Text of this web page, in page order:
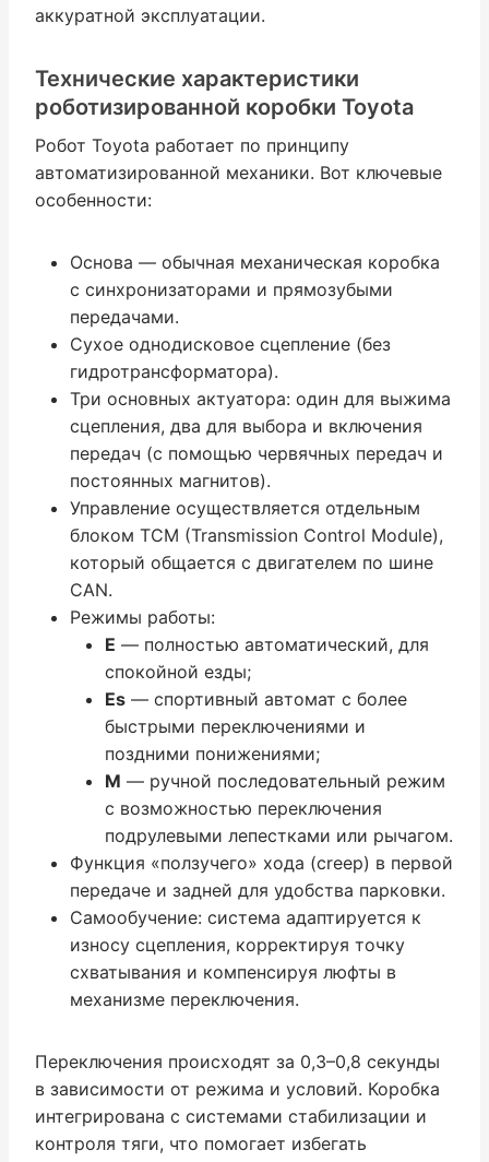
аккуратной эксплуатации.
Технические характеристики
роботизированной коробки Toyota
Робот Toyota работает по принципу
автоматизированной механики. Вот ключевые
особенности:
Основа — обычная механическая коробка
с синхронизаторами и прямозубыми
передачами.
Сухое однодисковое сцепление (без
гидротрансформатора).
Три основных актуатора: один для выжима
сцепления, два для выбора и включения
передач (с помощью червячных передач и
постоянных магнитов).
Управление осуществляется отдельным
блоком TCM (Transmission Control Module),
который общается с двигателем по шине
CAN.
Режимы работы:
E — полностью автоматический, для
спокойной езды;
Es — спортивный автомат с более
быстрыми переключениями и
поздними понижениями;
M — ручной последовательный режим
с возможностью переключения
подрулевыми лепестками или рычагом.
Функция «ползучего» хода (creep) в первой
передаче и задней для удобства парковки.
Самообучение: система адаптируется к
износу сцепления, корректируя точку
схватывания и компенсируя люфты в
механизме переключения.
Переключения происходят за 0,3–0,8 секунды
в зависимости от режима и условий. Коробка
интегрирована с системами стабилизации и
контроля тяги, что помогает избегать